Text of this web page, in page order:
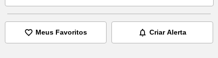
Meus Favoritos Criar Alerta